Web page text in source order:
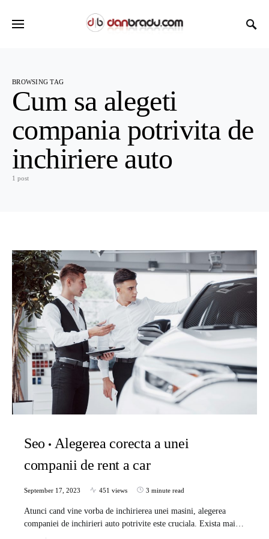
BROWSING TAG
Cum sa alegeti
compania potrivita de
inchiriere auto
1 post
Seo
Alegerea corecta a unei
companii de rent a car
September 17, 2023 451 views 3 minute read
Atunci cand vine vorba de inchirierea unei masini, alegerea
companiei de inchirieri auto potrivite este cruciala. Exista mai…